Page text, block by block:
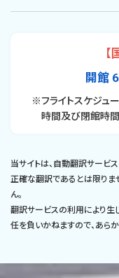
開館
※フライトスケジュ
時間及び閉館時
当サイトは、自動翻訳サービ
正確な翻訳であるとは限りま
ん。
翻訳サービスの利用により生
任を負いかねますので、あら